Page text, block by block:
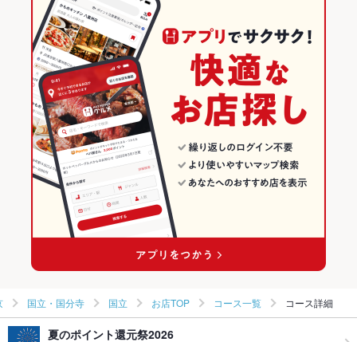
谷保駅 × 中華全般
東京 × 中華
東京 × 中華全般
台湾ラーメン 五目ラーメン 肉ラーメン
東京の中華ランキング
東京の中華全般ランキング
国立・国分寺のグルメランキング
国立・国分寺の中華ランキング
国立のグルメランキング
国立・国分寺 国立 お店TOP コース一覧 コース詳細
夏のポイント還元祭2026